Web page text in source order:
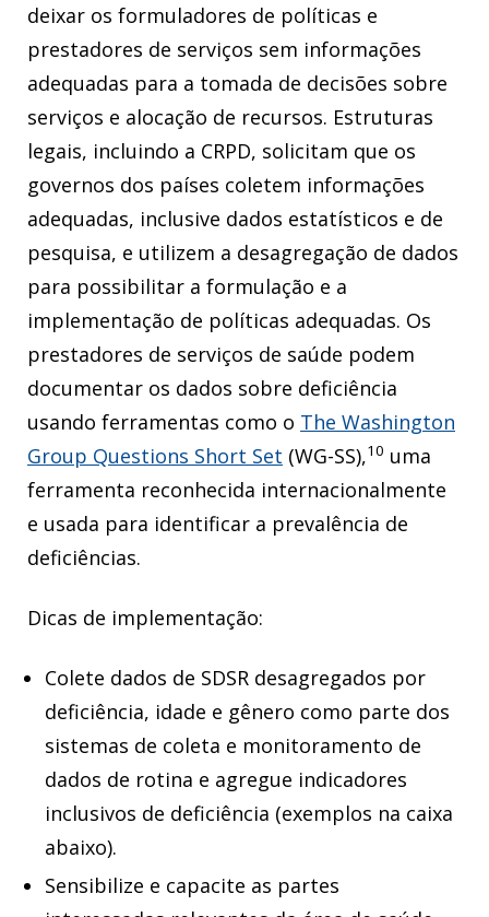
deixar os formuladores de políticas e
prestadores de serviços sem informações
adequadas para a tomada de decisões sobre
serviços e alocação de recursos. Estruturas
legais, incluindo a CRPD, solicitam que os
governos dos países coletem informações
adequadas, inclusive dados estatísticos e de
pesquisa, e utilizem a desagregação de dados
para possibilitar a formulação e a
implementação de políticas adequadas. Os
prestadores de serviços de saúde podem
documentar os dados sobre deficiência
usando ferramentas como o The Washington
Group Questions Short Set (WG-SS),10 uma
ferramenta reconhecida internacionalmente
e usada para identificar a prevalência de
deficiências.
Dicas de implementação:
Colete dados de SDSR desagregados por
deficiência, idade e gênero como parte dos
sistemas de coleta e monitoramento de
dados de rotina e agregue indicadores
inclusivos de deficiência (exemplos na caixa
abaixo).
Sensibilize e capacite as partes